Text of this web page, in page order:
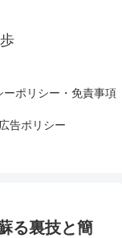
ーポリシー・免責事項
広告ポリシー
る裏技と簡